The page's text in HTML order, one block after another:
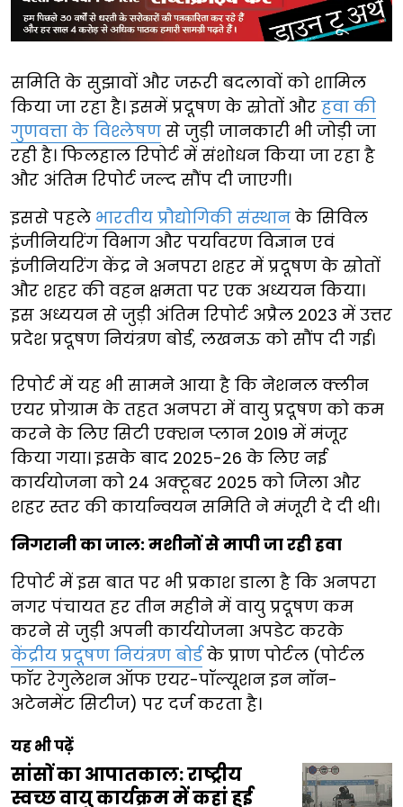
समिति के सुझावों और जरूरी बदलावों को शामिल
किया जा रहा है। इसमें प्रदूषण के स्रोतों और हवा की
गुणवत्ता के विश्लेषण से जुड़ी जानकारी भी जोड़ी जा
रही है। फिलहाल रिपोर्ट में संशोधन किया जा रहा है
और अंतिम रिपोर्ट जल्द सौंप दी जाएगी।
इससे पहले भारतीय प्रौद्योगिकी संस्थान के सिविल
इंजीनियरिंग विभाग और पर्यावरण विज्ञान एवं
इंजीनियरिंग केंद्र ने अनपरा शहर में प्रदूषण के स्रोतों
और शहर की वहन क्षमता पर एक अध्ययन किया।
इस अध्ययन से जुड़ी अंतिम रिपोर्ट अप्रैल 2023 में उत्तर
प्रदेश प्रदूषण नियंत्रण बोर्ड, लखनऊ को सौंप दी गई।
रिपोर्ट में यह भी सामने आया है कि नेशनल क्लीन
एयर प्रोग्राम के तहत अनपरा में वायु प्रदूषण को कम
करने के लिए सिटी एक्शन प्लान 2019 में मंजूर
किया गया। इसके बाद 2025-26 के लिए नई
कार्ययोजना को 24 अक्टूबर 2025 को जिला और
शहर स्तर की कार्यान्वयन समिति ने मंजूरी दे दी थी।
निगरानी का जाल: मशीनों से मापी जा रही हवा
रिपोर्ट में इस बात पर भी प्रकाश डाला है कि अनपरा
नगर पंचायत हर तीन महीने में वायु प्रदूषण कम
करने से जुड़ी अपनी कार्ययोजना अपडेट करके
केंद्रीय प्रदूषण नियंत्रण बोर्डके प्राण पोर्टल (पोर्टल
फॉर रेगुलेशन ऑफ एयर-पॉल्यूशन इन नॉन-
अटेनमेंट सिटीज) पर दर्ज करता है।
यह भी पढ़ें
सांसों का आपातकाल: राष्ट्रीय
स्वच्छ वायु कार्यक्रम में कहां हुई